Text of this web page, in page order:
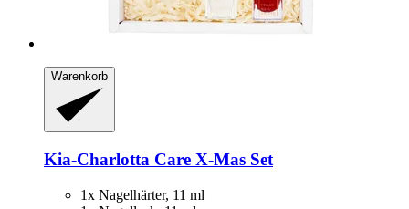
Warenkorb
Kia-Charlotta Care X-​Mas Set
1x Nagelhärter, 11 ml